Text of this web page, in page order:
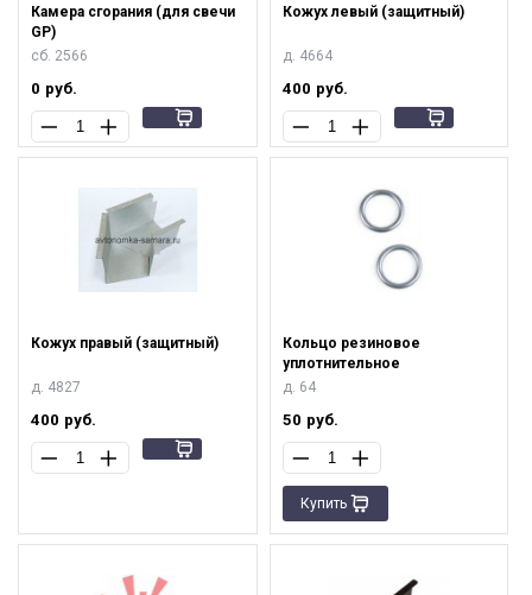
Камера сгорания (для свечи
GP)
сб. 2566
0 руб.
Кожух левый (защитный)
д. 4664
400 руб.
Кожух правый (защитный)
д. 4827
400 руб.
Кольцо резиновое
уплотнительное
д. 64
50 руб.
Купить